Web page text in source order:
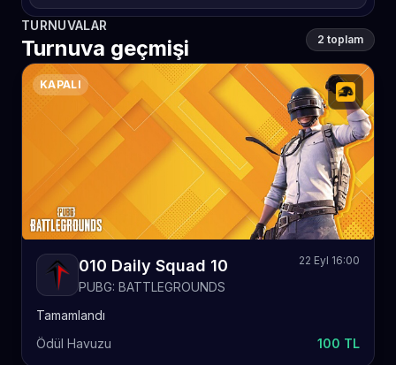
TURNUVALAR
Turnuva geçmişi 2 toplam
KAPALI
010 Daily Squad 10
PUBG: BATTLEGROUNDS
22 Eyl 16:00
Tamamlandı
Ödül Havuzu
100 TL